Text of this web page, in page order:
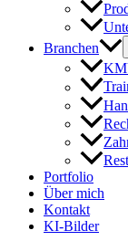
Branchen
Portfolio
Über mich
Kontakt
KI-Bilder